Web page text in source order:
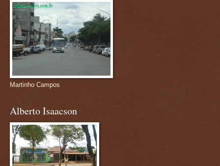
Martinho Campos
Alberto Isaacson